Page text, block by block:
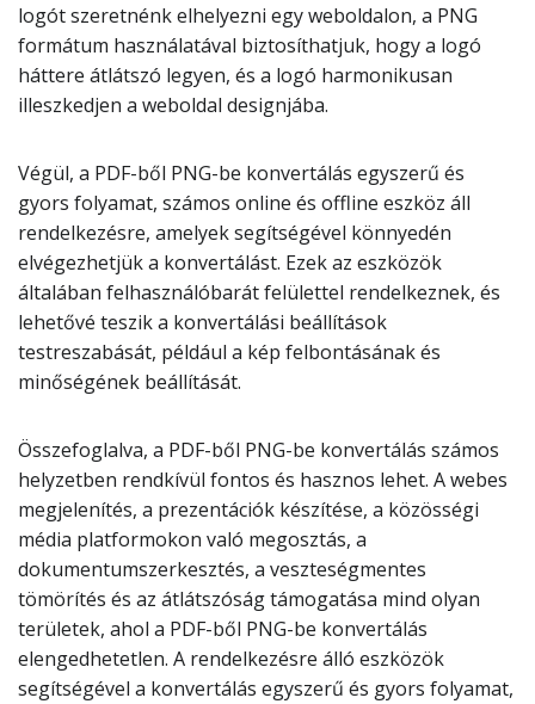
logót szeretnénk elhelyezni egy weboldalon, a PNG
formátum használatával biztosíthatjuk, hogy a logó
háttere átlátszó legyen, és a logó harmonikusan
illeszkedjen a weboldal designjába.
Végül, a PDF-ből PNG-be konvertálás egyszerű és
gyors folyamat, számos online és offline eszköz áll
rendelkezésre, amelyek segítségével könnyedén
elvégezhetjük a konvertálást. Ezek az eszközök
általában felhasználóbarát felülettel rendelkeznek, és
lehetővé teszik a konvertálási beállítások
testreszabását, például a kép felbontásának és
minőségének beállítását.
Összefoglalva, a PDF-ből PNG-be konvertálás számos
helyzetben rendkívül fontos és hasznos lehet. A webes
megjelenítés, a prezentációk készítése, a közösségi
média platformokon való megosztás, a
dokumentumszerkesztés, a veszteségmentes
tömörítés és az átlátszóság támogatása mind olyan
területek, ahol a PDF-ből PNG-be konvertálás
elengedhetetlen. A rendelkezésre álló eszközök
segítségével a konvertálás egyszerű és gyors folyamat,